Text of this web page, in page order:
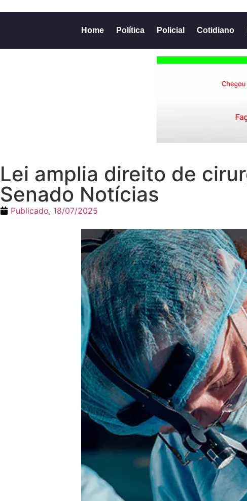
Home Política Policial Cotidiano
Lei amplia direito de
Senado Notícias
Publicado, 18/07/2025